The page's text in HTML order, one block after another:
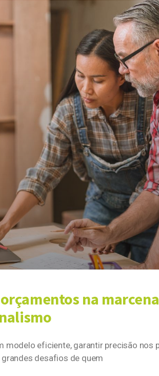
na
modelo eficiente, garantir precisão nos
desafios de quem